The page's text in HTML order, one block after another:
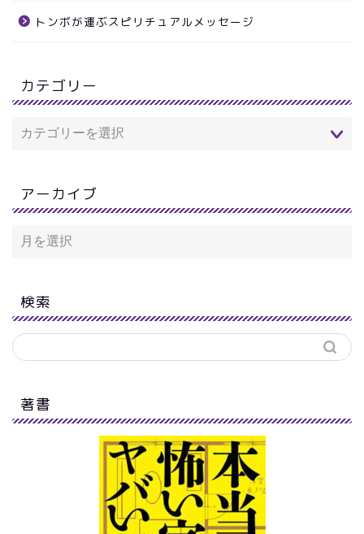
トンボが運ぶスピリチュアルメッセージ
カテゴリー
アーカイブ
検索
著書